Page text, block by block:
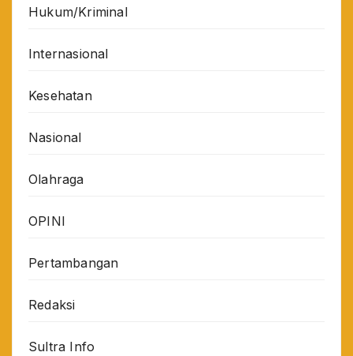
Hukum/Kriminal
Internasional
Kesehatan
Nasional
Olahraga
OPINI
Pertambangan
Redaksi
Sultra Info